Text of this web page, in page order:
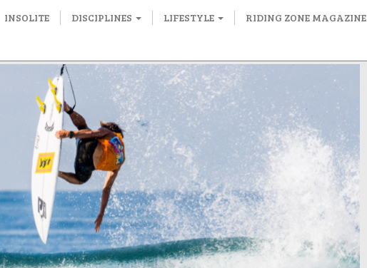
INSOLITE DISCIPLINES LIFESTYLE RIDING ZONE MAGAZINE